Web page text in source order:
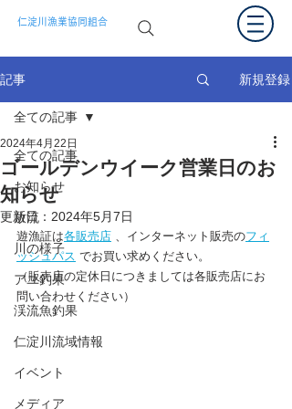
仁淀川漁業協同組合
記事 新規登録
全ての記事
お知らせ
放流
川の様子
アユ釣果
渓流魚釣果
仁淀川流域情報
イベント
メディア
全ての記事
ゴールデンウイーク営業日のお
知らせ
2024年4月22日
更新日： 2024年5月7日
遊漁証は各販売店 、インターネット販売のフィ
ッシュパス でお買い求めください。
（販売店の定休日につきましては各販売店にお
問い合わせください）